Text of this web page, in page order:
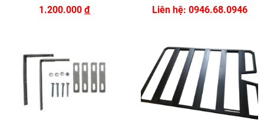
1.200.000 đ
Liên hệ: 0946.68.0946